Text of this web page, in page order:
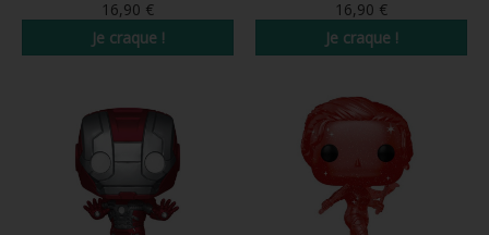
16,90 €
Je craque !
16,90 €
Je craque !